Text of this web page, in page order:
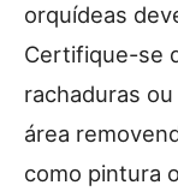
orquídeas
Certifique-se
rachaduras
área
como pintura